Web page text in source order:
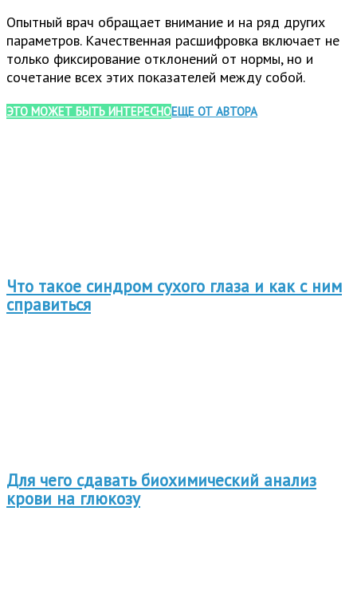
Опытный врач обращает внимание и на ряд других
параметров. Качественная расшифровка включает не
только фиксирование отклонений от нормы, но и
сочетание всех этих показателей между собой.
ЭТО МОЖЕТ БЫТЬ ИНТЕРЕСНОЕЩЕ ОТ АВТОРА
Что такое синдром сухого глаза и как с ним
справиться
Для чего сдавать биохимический анализ
крови на глюкозу